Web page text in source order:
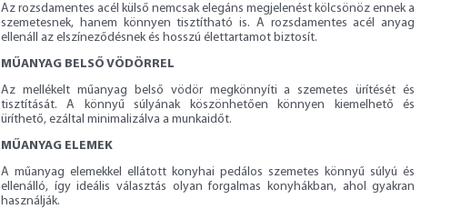
Az rozsdamentes acél külső nemcsak elegáns megjelenést kölcsönöz ennek a
szemetesnek, hanem könnyen tisztítható is. A rozsdamentes acél anyag
ellenáll az elszíneződésnek és hosszú élettartamot biztosít.
MŰANYAG BELSŐ VÖDÖRREL
Az mellékelt műanyag belső vödör megkönnyíti a szemetes ürítését és
tisztítását. A könnyű súlyának köszönhetően könnyen kiemelhető és
üríthető, ezáltal minimalizálva a munkaidőt.
MŰANYAG ELEMEK
A műanyag elemekkel ellátott konyhai pedálos szemetes könnyű súlyú és
ellenálló, így ideális választás olyan forgalmas konyhákban, ahol gyakran
használják.